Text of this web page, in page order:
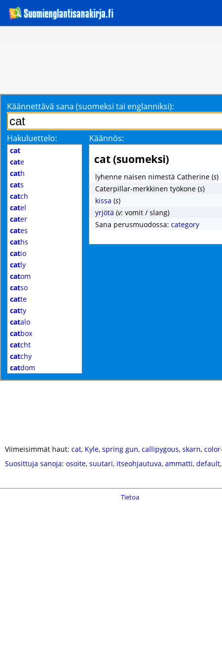
Käännettävä sana (suomeksi tai englanniksi):
Hakuluettelo: Käännös:
cat
cate
cath
cats
catch
catel
cater
cates
caths
catio
catly
catom
catso
catte
catty
catalo
catbox
catcht
catchy
catdom
cat (suomeksi)
lyhenne naisen nimestä Catherine (s)
Caterpillar-merkkinen työkone (s)
kissa (s)
yrjötä (v: vomit / slang)
Sana perusmuodossa: category
Viimeisimmät haut: cat, Kyle, spring gun, callipygous, skarn,
Suosittuja sanoja: osoite, suutari, itseohjautuva, ammatti, default
Tietoa